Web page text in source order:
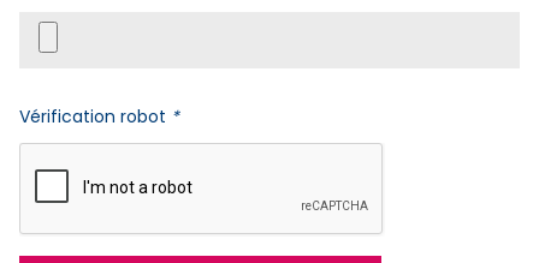
Vérification robot *